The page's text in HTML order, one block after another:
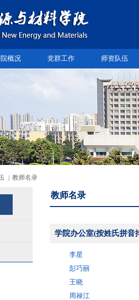
概况 党群工作 师资队伍
| 教师名录
教师名录
学院办公室(按姓氏拼音
李星
彭巧丽
王晓
周禄江